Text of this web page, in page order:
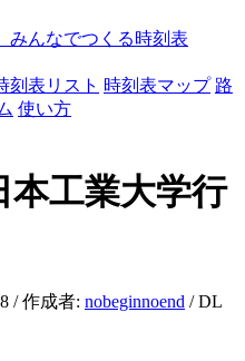
みんなでつくる時刻表
刻表リスト 時刻表マップ 路
使い方
本工業大学行
/ 作成者: nobeginnoend / DL